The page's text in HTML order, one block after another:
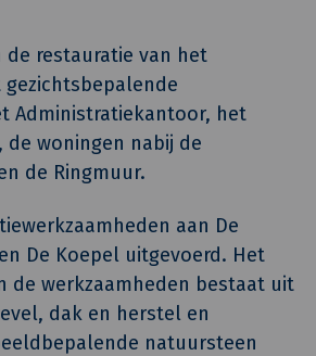
de restauratie van het
Administratiekantoor, het
de woningen nabij de
de Ringmuur.
aan De
De Koepel uitgevoerd. Het
de werkzaamheden bestaat uit
dak en herstel en
natuursteen